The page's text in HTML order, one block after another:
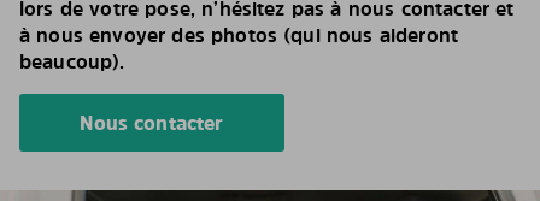
lors de votre pose, n’hésitez pas à nous contacter et
à nous envoyer des photos (qui nous aideront
beaucoup).
Nous contacter